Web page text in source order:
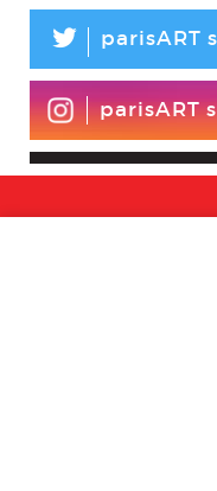
L parisART
parisART